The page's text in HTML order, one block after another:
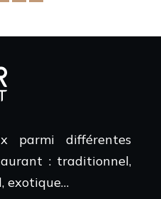
parmi différentes
: traditionnel,
exotique…